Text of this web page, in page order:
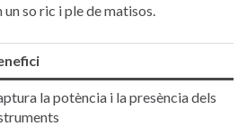
so ric i ple ⁤de ‌matisos.
la potència i la presència ⁤dels